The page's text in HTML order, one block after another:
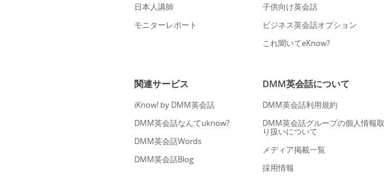
日本人講師
モニターレポート
子供向け英会話
ビジネス英会話オプション
これ聞いてeKnow?
関連サービス
iKnow! by DMM英会話
DMM英会話なんてuknow?
DMM英会話Words
DMM英会話Blog
DMM英会話について
DMM英会話利用規約
DMM英会話グループの個人情報取
り扱いについて
メディア掲載一覧
採用情報